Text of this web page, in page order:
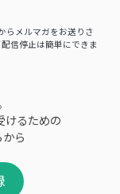
らメルマガをお送りさ
信停止は簡単にできま
けるための
ら